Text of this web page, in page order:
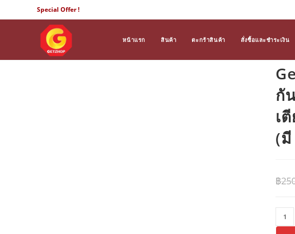
to
Special Offer !
หน้าแรก สินค้า ตะกร้าสินค้า สั่งซื้อและชำระเงิน
กั
เ
(
฿
จำนวน